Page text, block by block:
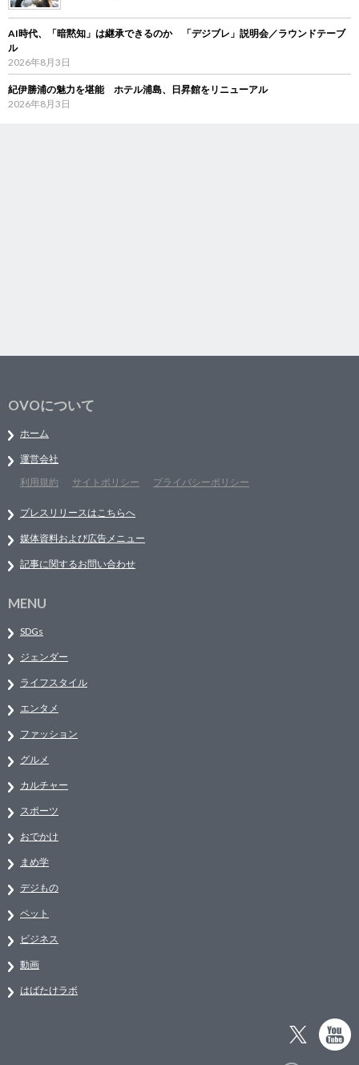
AI時代、「暗黙知」は継承できるのか 「デジブレ」説明会／ラウンドテーブ
ル
2026年8月3日
紀伊勝浦の魅力を堪能 ホテル浦島、日昇館をリニューアル
2026年8月3日
OVOについて
ホーム
運営会社
利用規約
サイトポリシー プライバシーポリシー
プレスリリースはこちらへ
媒体資料および広告メニュー
記事に関するお問い合わせ
MENU
SDGs
ジェンダー
ライフスタイル
エンタメ
ファッション
グルメ
カルチャー
スポーツ
おでかけ
まめ学
デジもの
ペット
ビジネス
動画
はばたけラボ